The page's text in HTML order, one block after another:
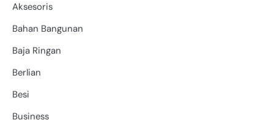
Aksesoris
Bahan Bangunan
Baja Ringan
Berlian
Besi
Business